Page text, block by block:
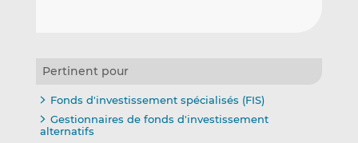
Pertinent pour
Fonds d'investissement spécialisés (FIS)
Gestionnaires de fonds d'investissement
alternatifs